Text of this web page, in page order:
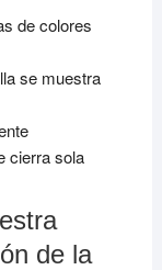
de colores
se muestra
cierra sola
de la